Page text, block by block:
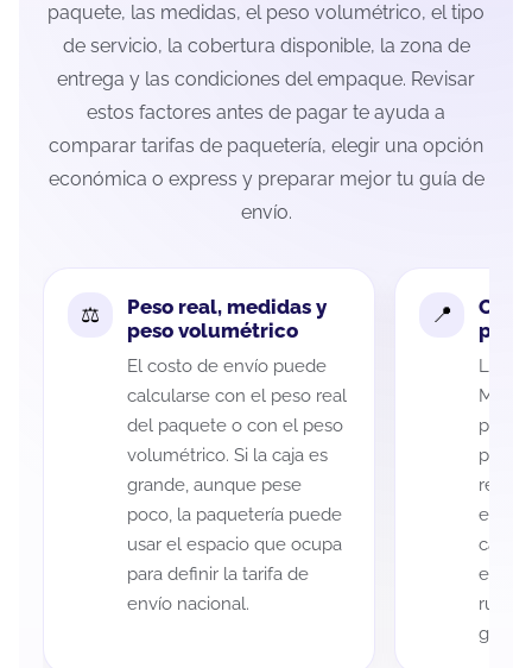
paquete, las medidas, el peso volumétrico, el tipo
de servicio, la cobertura disponible, la zona de
entrega y las condiciones del empaque. Revisar
estos factores antes de pagar te ayuda a
comparar tarifas de paquetería, elegir una opción
económica o express y preparar mejor tu guía de
envío.
Peso real, medidas y
peso volumétrico
El costo de envío puede
calcularse con el peso real
del paquete o con el peso
volumétrico. Si la caja es
grande, aunque pese
poco, la paquetería puede
usar el espacio que ocupa
para definir la tarifa de
envío nacional.
La
cada
es
ruta
guía